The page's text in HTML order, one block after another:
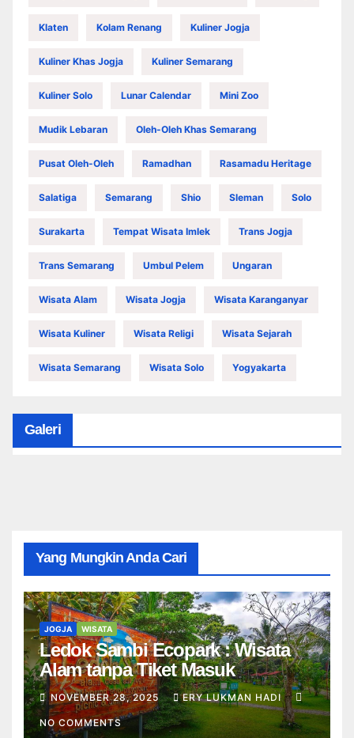
Klaten Kolam Renang Kuliner Jogja
Kuliner Khas Jogja Kuliner Semarang
Kuliner Solo Lunar Calendar Mini Zoo
Mudik Lebaran Oleh-Oleh Khas Semarang
Pusat Oleh-Oleh Ramadhan Rasamadu Heritage
Salatiga Semarang Shio Sleman Solo
Surakarta Tempat Wisata Imlek Trans Jogja
Trans Semarang Umbul Pelem Ungaran
Wisata Alam Wisata Jogja Wisata Karanganyar
Wisata Kuliner Wisata Religi Wisata Sejarah
Wisata Semarang Wisata Solo Yogyakarta
Galeri
Yang Mungkin Anda Cari
JOGJA WISATA
Ledok Sambi Ecopark : Wisata
Alam tanpa Tiket Masuk
NOVEMBER 28, 2025 ERY LUKMAN HADI
NO COMMENTS